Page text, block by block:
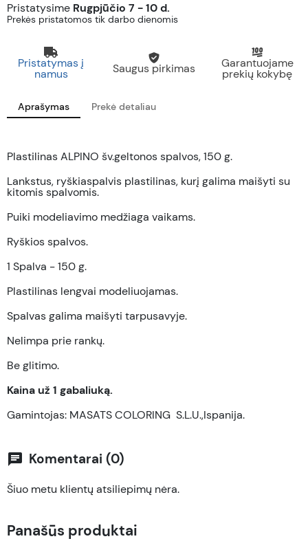
Pristatysime Rugpjūčio 7 - 10 d.
Prekės pristatomos tik darbo dienomis
Pristatymas į
namus Saugus pirkimas Garantuojame
prekių kokybę
Aprašymas Prekė detaliau
Plastilinas ALPINO šv.geltonos spalvos, 150 g.
Lankstus, ryškiaspalvis plastilinas, kurį galima maišyti su
kitomis spalvomis.
Puiki modeliavimo medžiaga vaikams.
Ryškios spalvos.
1 Spalva - 150 g.
Plastilinas lengvai modeliuojamas.
Spalvas galima maišyti tarpusavyje.
Nelimpa prie rankų.
Be glitimo.
Kaina už 1 gabaliuką.
Gamintojas: MASATS COLORING S.L.U.,Ispanija.
chat Komentarai (0)
Šiuo metu klientų atsiliepimų nėra.
Panašūs produktai